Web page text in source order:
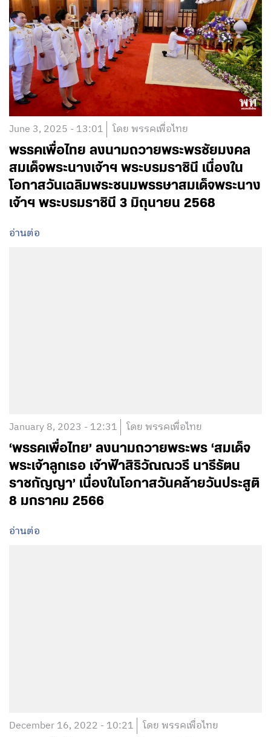
June 3, 2025 - 13:01 โดย พรรคเพื่อไทย
พรรคเพื่อไทย ลงนามถวายพระพรชัยมงคล
สมเด็จพระนางเจ้าฯ พระบรมราชินี เนื่องใน
โอกาสวันเฉลิมพระชนมพรรษาสมเด็จพระนาง
เจ้าฯ พระบรมราชินี 3 มิถุนายน 2568
อ่านต่อ
January 8, 2023 - 12:31 โดย พรรคเพื่อไทย
‘พรรคเพื่อไทย’ ลงนามถวายพระพร ‘สมเด็จ
พระเจ้าลูกเธอ เจ้าฟ้าสิริวัณณวรี นารีรัตน
ราชกัญญา’ เนื่องในโอกาสวันคล้ายวันประสูติ
8 มกราคม 2566
อ่านต่อ
December 16, 2022 - 10:21 โดย พรรคเพื่อไทย